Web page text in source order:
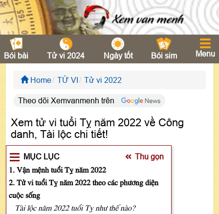
Bói bài Tử vi 2024 Ngày tốt Bói sim Menu
Home TỬ VI Tử vi 2022
Theo dõi Xemvanmenh trên
Xem tử vi tuổi Tỵ năm 2022 về Công
danh, Tài lộc chi tiết!
MỤC LỤC Thu gọn
1. Vận mệnh tuổi Tỵ năm 2022
2. Tử vi tuổi Tỵ năm 2022 theo các phương diện
cuộc sống
Tài lộc năm 2022 tuổi Tỵ như thế nào?